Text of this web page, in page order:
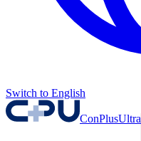
Switch to English
ConPlusUltra